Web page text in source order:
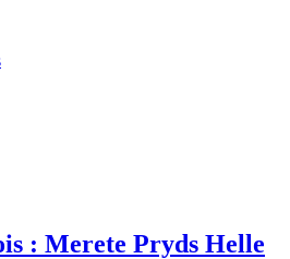
: Merete Pryds Helle